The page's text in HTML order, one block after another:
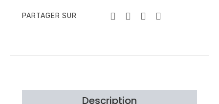
PARTAGER SUR
Description